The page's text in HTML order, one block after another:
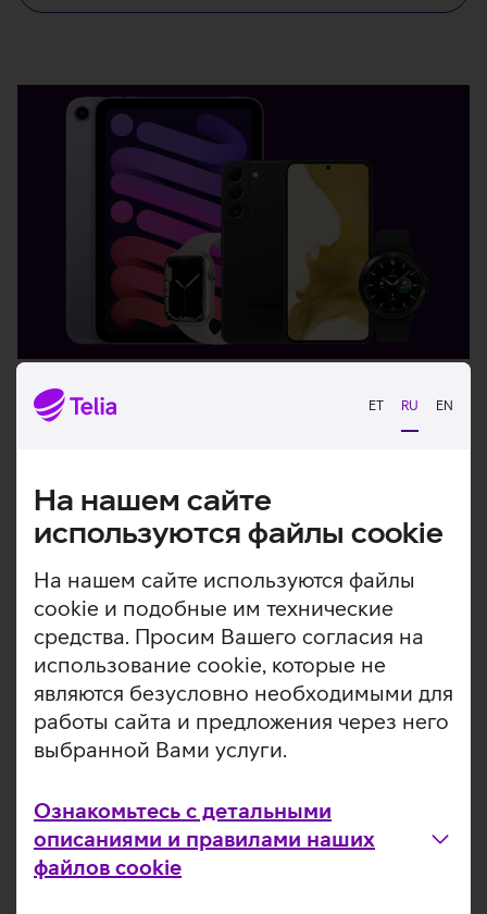
ET RU EN
На нашем сайте
используются файлы cookie
На нашем сайте используются файлы
cookie и подобные им технические
средства. Просим Вашего согласия на
использование cookie, которые не
являются безусловно необходимыми для
работы сайта и предложения через него
выбранной Вами услуги.
Ознакомьтесь с детальными
описаниями и правилами наших
файлов cookie
Предложения
На каких устройствах можно
использовать eSIM?
Хорошо знать
KKK
KKK
Как узнать, что мое
устройство